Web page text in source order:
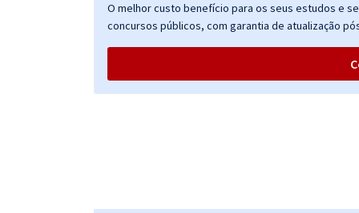
Prefeitura de São José do Rio Preto - SP -
Biomédico (Pós-edital)
O melhor custo benefício para os seus estudos e
concursos públicos, com garantia de atualização